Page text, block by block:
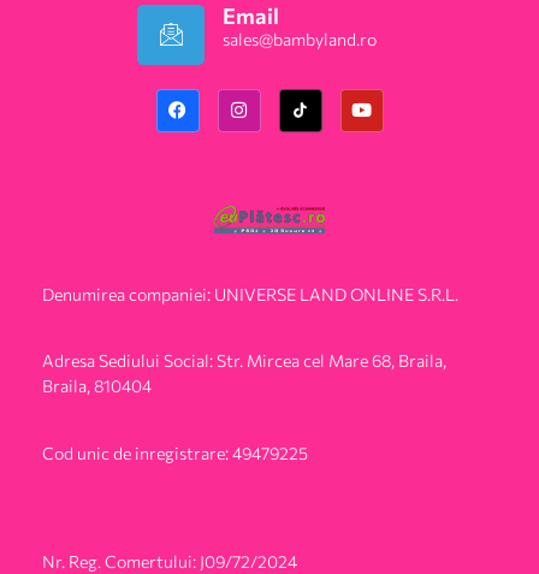
Email
sales@bambyland.ro​
Denumirea companiei: UNIVERSE LAND ONLINE S.R.L.
Adresa Sediului Social: Str. Mircea cel Mare 68, Braila,
Braila, 810404
Cod unic de inregistrare: 49479225
Nr. Reg. Comertului: J09/72/2024